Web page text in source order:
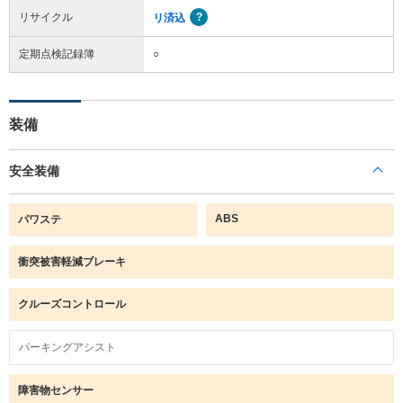
リサイクル リ済込
定期点検記録簿 ○
装備
安全装備
パワステ ABS
衝突被害軽減ブレーキ
クルーズコントロール
パーキングアシスト
障害物センサー